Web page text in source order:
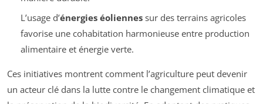
L’usage d’énergies éoliennessur des terrains agricoles
favorise une cohabitation harmonieuse entre production
alimentaire et énergie verte.
Ces initiatives montrent comment l’agriculture peut devenir
un acteur clé dans la lutte contre le changement climatique et